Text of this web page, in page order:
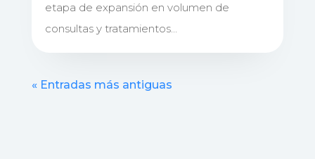
etapa de expansión en volumen de
consultas y tratamientos...
« Entradas más antiguas